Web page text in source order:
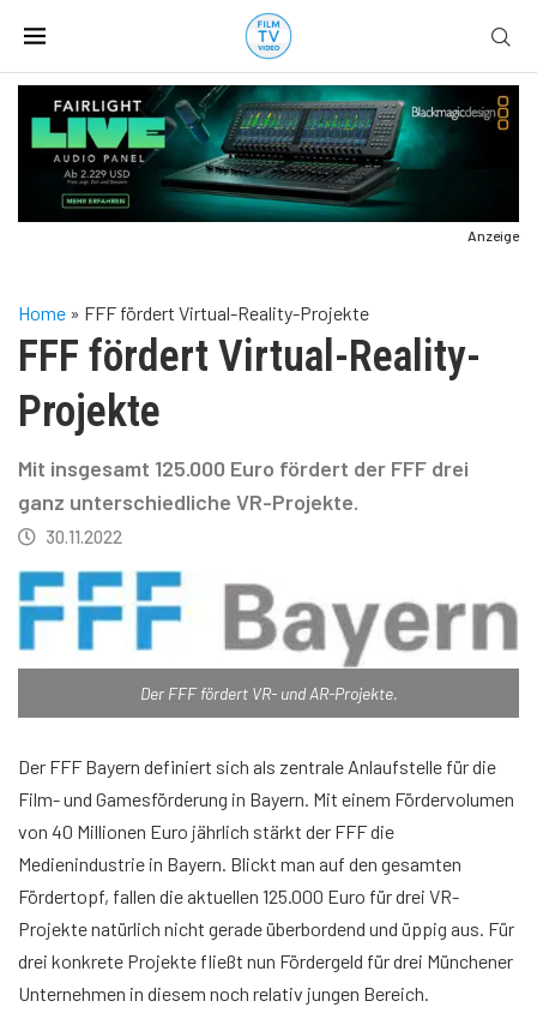
Anzeige
Home » FFF fördert Virtual-Reality-Projekte
FFF fördert Virtual-Reality-
Projekte
Mit insgesamt 125.000 Euro fördert der FFF drei
ganz unterschiedliche VR-Projekte.
30.11.2022
Der FFF fördert VR- und AR-Projekte.
Der FFF Bayern definiert sich als zentrale Anlaufstelle für die
Film- und Gamesförderung in Bayern. Mit einem Fördervolumen
von 40 Millionen Euro jährlich stärkt der FFF die
Medienindustrie in Bayern. Blickt man auf den gesamten
Fördertopf, fallen die aktuellen 125.000 Euro für drei VR-
Projekte natürlich nicht gerade überbordend und üppig aus. Für
drei konkrete Projekte fließt nun Fördergeld für drei Münchener
Unternehmen in diesem noch relativ jungen Bereich.